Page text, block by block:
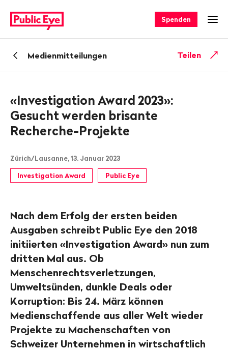
auf
publiceye.ch
Spenden
ZurückMedienmitteilungen Teilen
«Investigation Award 2023»:
Gesucht werden brisante
Recherche-Projekte
Zürich/Lausanne, 13. Januar 2023
Investigation Award Public Eye
Nach dem Erfolg der ersten beiden
Ausgaben schreibt Public Eye den 2018
initiierten «Investigation Award» nun zum
dritten Mal aus. Ob
Menschenrechtsverletzungen,
Umweltsünden, dunkle Deals oder
Korruption: Bis 24. März können
Medienschaffende aus aller Welt wieder
Projekte zu Machenschaften von
Schweizer Unternehmen in wirtschaftlich